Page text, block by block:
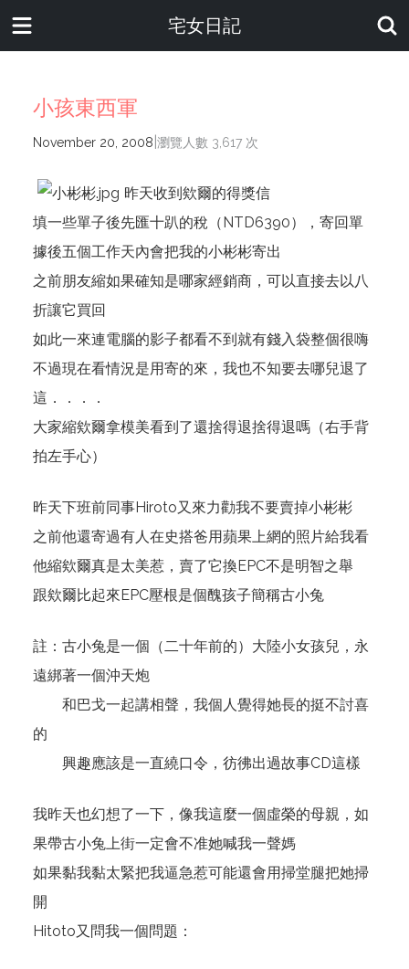
宅女日記
小孩東西軍
November 20, 2008 瀏覽人數 3,617 次
昨天收到欸爾的得獎信
填一些單子後先匯十趴的稅（NTD6390），寄回單
據後五個工作天內會把我的小彬彬寄出
之前朋友縮如果確知是哪家經銷商，可以直接去以八
折讓它買回
如此一來連電腦的影子都看不到就有錢入袋整個很嗨
不過現在看情況是用寄的來，我也不知要去哪兒退了
這．．．．
大家縮欸爾拿模美看到了還捨得退捨得退嗎（右手背
拍左手心）
昨天下班前同事Hiroto又來力勸我不要賣掉小彬彬
之前他還寄過有人在史搭爸用蘋果上網的照片給我看
他縮欸爾真是太美惹，賣了它換EPC不是明智之舉
跟欸爾比起來EPC壓根是個醜孩子簡稱古小兔
註：古小兔是一個（二十年前的）大陸小女孩兒，永
遠綁著一個沖天炮
和巴戈一起講相聲，我個人覺得她長的挺不討喜
的
興趣應該是一直繞口令，彷彿出過故事CD這樣
我昨天也幻想了一下，像我這麼一個虛榮的母親，如
果帶古小兔上街一定會不准她喊我一聲媽
如果黏我黏太緊把我逼急惹可能還會用掃堂腿把她掃
開
Hitoto又問我一個問題：